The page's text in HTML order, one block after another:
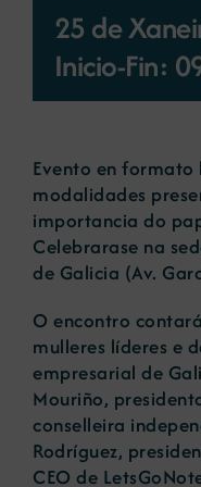
Novas
Contacto
25 de
Inicio-Fin:
Evento en
modalidades
importancia do
Celebrarase na
de Galicia (Av.
O encontro
mulleres líderes e
empresarial de
Mouriño,
conselleira
Rodríguez,
CEO de